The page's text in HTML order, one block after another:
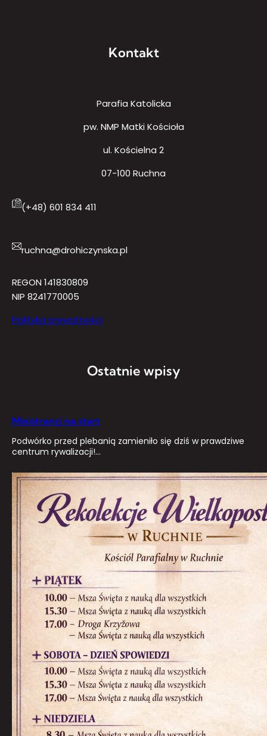
Kontakt
Parafia Katolicka
pw. NMP Matki Kościoła
ul. Kościelna 2
07-100 Ruchna
(+48) 601 834 411
ruchna@drohiczynska.pl
REGON 141830809
NIP 8241770005
Polityka prywatności
Ostatnie wpisy
Ministranci na start
Podwórko przed plebanią zamieniło się dziś w prawdziwe
centrum rywalizacji!…